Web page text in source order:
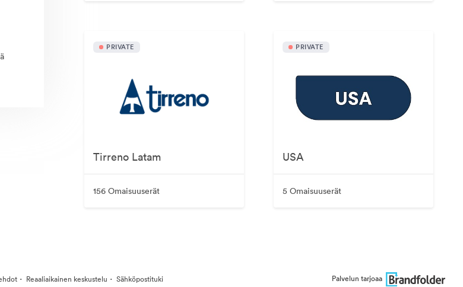
PRIVATE
Tirreno Latam
156 Omaisuuserät
PRIVATE
USA
5 Omaisuuserät
· Reaaliaikainen keskustelu · Sähköpostituki Palvelun tarjoaa